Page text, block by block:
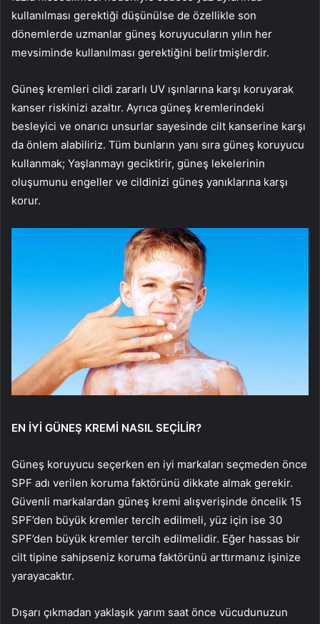
kullanılması gerektiği düşünülse de özellikle son
dönemlerde uzmanlar güneş koruyucuların yılın her
mevsiminde kullanılması gerektiğini belirtmişlerdir.
Güneş kremleri cildi zararlı UV ışınlarına karşı koruyarak
kanser riskinizi azaltır. Ayrıca güneş kremlerindeki
besleyici ve onarıcı unsurlar sayesinde cilt kanserine karşı
da önlem alabiliriz. Tüm bunların yanı sıra güneş koruyucu
kullanmak; Yaşlanmayı geciktirir, güneş lekelerinin
oluşumunu engeller ve cildinizi güneş yanıklarına karşı
korur.
EN İYİ GÜNEŞ KREMİ NASIL SEÇİLİR?
Güneş koruyucu seçerken en iyi markaları seçmeden önce
SPF adı verilen koruma faktörünü dikkate almak gerekir.
Güvenli markalardan güneş kremi alışverişinde öncelik 15
SPF’den büyük kremler tercih edilmeli, yüz için ise 30
SPF’den büyük kremler tercih edilmelidir. Eğer hassas bir
cilt tipine sahipseniz koruma faktörünü arttırmanız işinize
yarayacaktır.
Dışarı çıkmadan yaklaşık yarım saat önce vücudunuzun